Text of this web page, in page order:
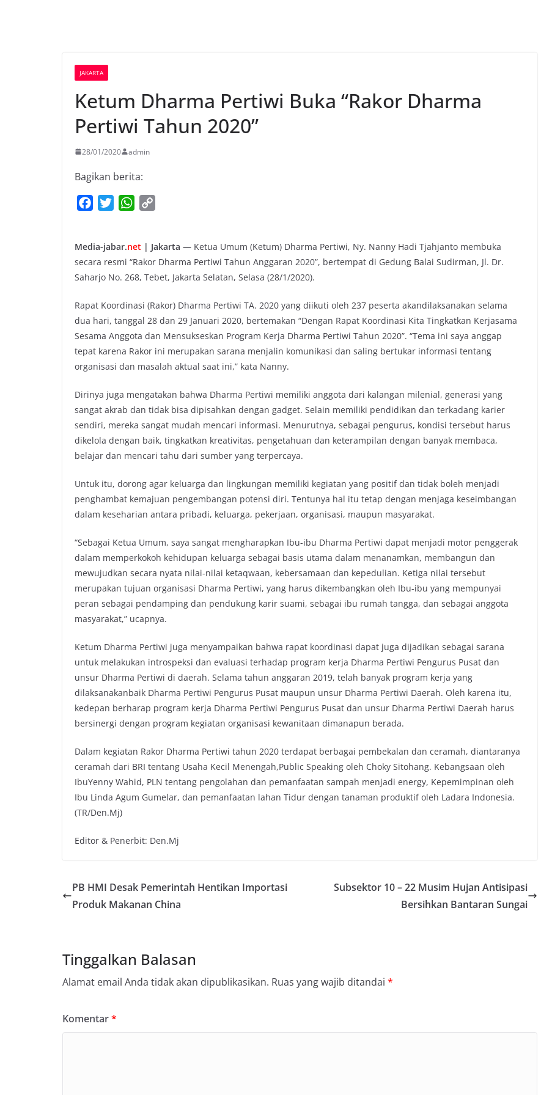
JAKARTA
Ketum Dharma Pertiwi Buka “Rakor Dharma
Pertiwi Tahun 2020”
28/01/2020 admin
Bagikan berita:
e
b
o
k
t
t
e
W
t
s
A
y
L
i
Media-jabar.net | Jakarta — Ketua Umum (Ketum) Dharma Pertiwi, Ny. Nanny Hadi Tjahjanto membuka
secara resmi “Rakor Dharma Pertiwi Tahun Anggaran 2020”, bertempat di Gedung Balai Sudirman, Jl. Dr.
Saharjo No. 268, Tebet, Jakarta Selatan, Selasa (28/1/2020).
Rapat Koordinasi (Rakor) Dharma Pertiwi TA. 2020 yang diikuti oleh 237 peserta akandilaksanakan selama
dua hari, tanggal 28 dan 29 Januari 2020, bertemakan “Dengan Rapat Koordinasi Kita Tingkatkan Kerjasama
Sesama Anggota dan Mensukseskan Program Kerja Dharma Pertiwi Tahun 2020”. “Tema ini saya anggap
tepat karena Rakor ini merupakan sarana menjalin komunikasi dan saling bertukar informasi tentang
organisasi dan masalah aktual saat ini,” kata Nanny.
Dirinya juga mengatakan bahwa Dharma Pertiwi memiliki anggota dari kalangan milenial, generasi yang
sangat akrab dan tidak bisa dipisahkan dengan gadget. Selain memiliki pendidikan dan terkadang karier
sendiri, mereka sangat mudah mencari informasi. Menurutnya, sebagai pengurus, kondisi tersebut harus
dikelola dengan baik, tingkatkan kreativitas, pengetahuan dan keterampilan dengan banyak membaca,
belajar dan mencari tahu dari sumber yang terpercaya.
Untuk itu, dorong agar keluarga dan lingkungan memiliki kegiatan yang positif dan tidak boleh menjadi
penghambat kemajuan pengembangan potensi diri. Tentunya hal itu tetap dengan menjaga keseimbangan
dalam keseharian antara pribadi, keluarga, pekerjaan, organisasi, maupun masyarakat.
“Sebagai Ketua Umum, saya sangat mengharapkan Ibu-ibu Dharma Pertiwi dapat menjadi motor penggerak
dalam memperkokoh kehidupan keluarga sebagai basis utama dalam menanamkan, membangun dan
mewujudkan secara nyata nilai-nilai ketaqwaan, kebersamaan dan kepedulian. Ketiga nilai tersebut
merupakan tujuan organisasi Dharma Pertiwi, yang harus dikembangkan oleh Ibu-ibu yang mempunyai
peran sebagai pendamping dan pendukung karir suami, sebagai ibu rumah tangga, dan sebagai anggota
masyarakat,” ucapnya.
Ketum Dharma Pertiwi juga menyampaikan bahwa rapat koordinasi dapat juga dijadikan sebagai sarana
untuk melakukan introspeksi dan evaluasi terhadap program kerja Dharma Pertiwi Pengurus Pusat dan
unsur Dharma Pertiwi di daerah. Selama tahun anggaran 2019, telah banyak program kerja yang
dilaksanakanbaik Dharma Pertiwi Pengurus Pusat maupun unsur Dharma Pertiwi Daerah. Oleh karena itu,
kedepan berharap program kerja Dharma Pertiwi Pengurus Pusat dan unsur Dharma Pertiwi Daerah harus
bersinergi dengan program kegiatan organisasi kewanitaan dimanapun berada.
Dalam kegiatan Rakor Dharma Pertiwi tahun 2020 terdapat berbagai pembekalan dan ceramah, diantaranya
ceramah dari BRI tentang Usaha Kecil Menengah,Public Speaking oleh Choky Sitohang. Kebangsaan oleh
IbuYenny Wahid, PLN tentang pengolahan dan pemanfaatan sampah menjadi energy, Kepemimpinan oleh
Ibu Linda Agum Gumelar, dan pemanfaatan lahan Tidur dengan tanaman produktif oleh Ladara Indonesia.
(TR/Den.Mj)
Editor & Penerbit: Den.Mj
PB HMI Desak Pemerintah Hentikan Importasi
Produk Makanan China
Subsektor 10 – 22 Musim Hujan Antisipasi
Bersihkan Bantaran Sungai
Tinggalkan Balasan
Alamat email Anda tidak akan dipublikasikan. Ruas yang wajib ditandai *
Komentar*